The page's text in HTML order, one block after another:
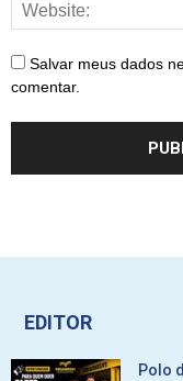
Salvar meus dados
comentar.
EDITOR
Polo